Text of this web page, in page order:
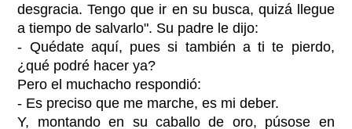
desgracia. Tengo que ir en su busca, quizá llegue
a tiempo de salvarlo". Su padre le dijo:
- Quédate aquí, pues si también a ti te pierdo,
¿qué podré hacer ya?
Pero el muchacho respondió:
- Es preciso que me marche, es mi deber.
Y, montando en su caballo de oro, púsose en